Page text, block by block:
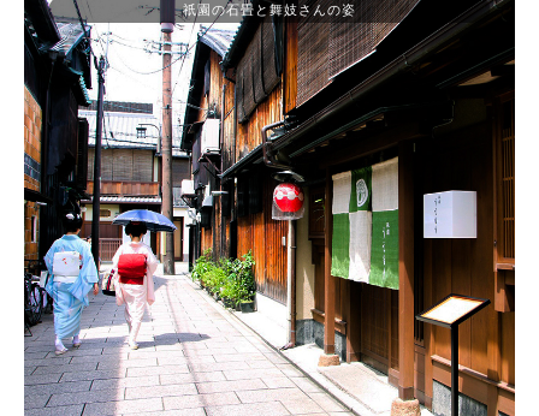
祇園の石畳と舞妓さんの姿